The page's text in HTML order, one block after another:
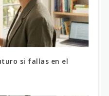
si fallas en el